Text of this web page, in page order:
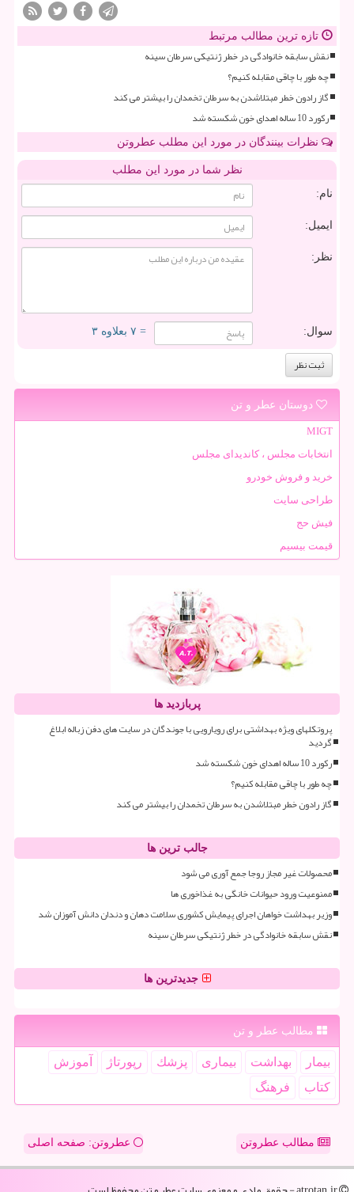
تازه ترین مطالب مرتبط
نقش سابقه خانوادگی در خطر ژنتیکی سرطان سینه
چه طور با چاقی مقابله کنیم؟
گاز رادون خطر مبتلاشدن به سرطان تخمدان را بیشتر می کند
رکورد 10 ساله اهدای خون شکسته شد
نظرات بینندگان در مورد این مطلب عطروتن
نظر شما در مورد این مطلب
نام:
ایمیل:
نظر:
سوال: = ۷ بعلاوه ۳
دوستان عطر و تن
MIGT
انتخابات مجلس ، کاندیدای مجلس
خرید و فروش خودرو
طراحی سایت
فیش حج
قیمت بیسیم
پربازدید ها
پروتکلهای ویژه بهداشتی برای رویارویی با جوندگان در سایت های دفن زباله ابلاغ
گردید
رکورد 10 ساله اهدای خون شکسته شد
چه طور با چاقی مقابله کنیم؟
گاز رادون خطر مبتلاشدن به سرطان تخمدان را بیشتر می کند
جالب ترین ها
محصولات غیر مجاز روجا جمع آوری می شود
ممنوعیت ورود حیوانات خانگی به غذاخوری ها
وزیر بهداشت خواهان اجرای پیمایش کشوری سلامت دهان و دندان دانش آموزان شد
نقش سابقه خانوادگی در خطر ژنتیکی سرطان سینه
جدیدترین ها
مطالب عطر و تن
بیمار بهداشت بیماری پزشك رپورتاژ
آموزش
كتاب
فرهنگ
مطالب عطروتن عطروتن: صفحه اصلی